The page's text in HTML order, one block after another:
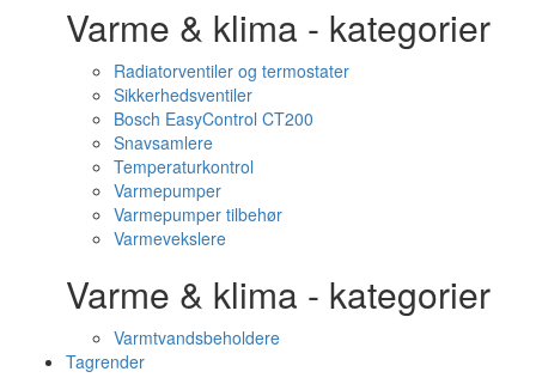
Varme & klima - kategorier
Radiatorventiler og termostater
Sikkerhedsventiler
Bosch EasyControl CT200
Snavsamlere
Temperaturkontrol
Varmepumper
Varmepumper tilbehør
Varmevekslere
Varme & klima - kategorier
Varmtvandsbeholdere
Tagrender